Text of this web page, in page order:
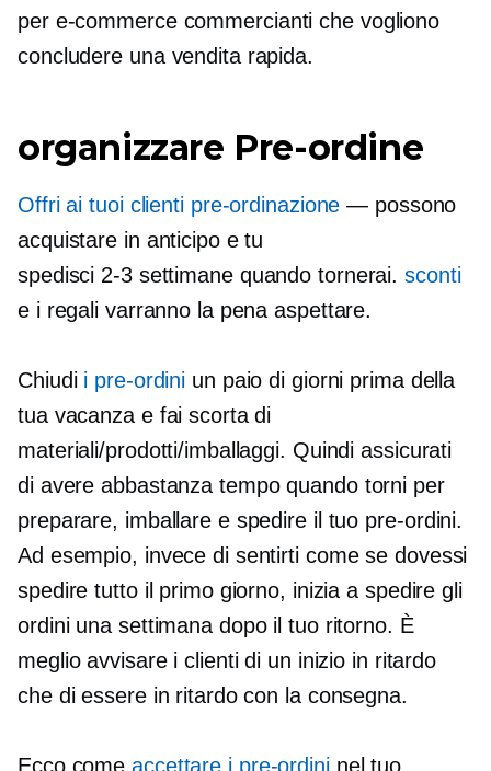
per e-commercecommercianti che vogliono
concludere una vendita rapida.
organizzare Pre-ordine
Offri ai tuoi clienti pre-ordinazione — possono
acquistare in anticipo e tu
spedisci 2-3settimane quando tornerai.sconti
e i regali varranno la pena aspettare.
Chiudi i pre-ordini un paio di giorni prima della
tua vacanza e fai scorta di
materiali/prodotti/imballaggi. Quindi assicurati
di avere abbastanza tempo quando torni per
preparare, imballare e spedire il tuo pre-ordini.
Ad esempio, invece di sentirti come se dovessi
spedire tutto il primo giorno, inizia a spedire gli
ordini una settimana dopo il tuo ritorno. È
meglio avvisare i clienti di un inizio in ritardo
che di essere in ritardo con la consegna.
Ecco comeaccettare i pre-ordininel tuo